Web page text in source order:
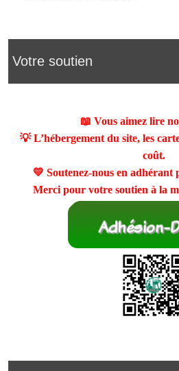
Votre soutien
📖 Vous aimez lire
💡 L’hébergement du site, les
coût.
💛 Soutenez-nous en adhérant
Merci pour votre soutien à la